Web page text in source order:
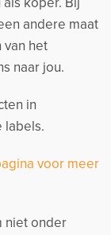
andere maat
het
naar jou.
in
labels.
voor meer
niet onder